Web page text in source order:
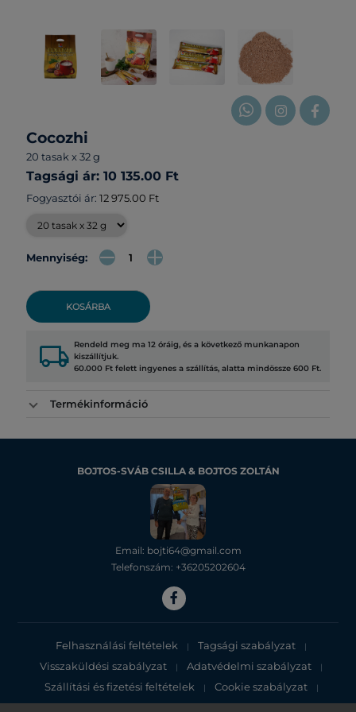
Cocozhi
20 tasak x 32 g
Tagsági ár: 10 135.00 Ft
Fogyasztói ár: 12 975.00 Ft
Mennyiség:
KOSÁRBA
local_shipping Rendeld meg ma 12 óráig, és a következő munkanapon
kiszállítjuk.
60.000 Ft felett ingyenes a szállítás, alatta mindössze 600 Ft.
Termékinformáció
BOJTOS-SVÁB CSILLA & BOJTOS ZOLTÁN
Email: bojti64@gmail.com
Telefonszám: +36205202604
Felhasználási feltételek | Tagsági szabályzat |
Visszaküldési szabályzat | Adatvédelmi szabályzat |
Szállítási és fizetési feltételek | Cookie szabályzat |
Adatvédelmi tájékoztató